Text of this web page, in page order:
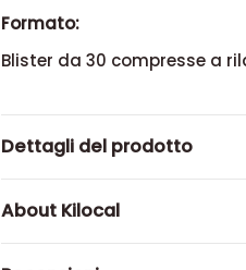
Formato:
Blister da 30 compresse a
Dettagli del prodotto
About Kilocal